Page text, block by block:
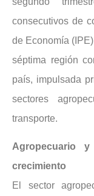
consecutivos de
de Economía
séptima región
país, impulsada
sectores
transporte.
Agropecuario
crecimiento
El sector